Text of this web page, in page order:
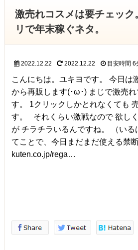
激売れコスメは要チェッ
リで年末稼ぐネタ。
2022.12.22 2022.12.22 目安時間 6
こんにちは。ユキヨです。 今日は
から再販します(･ω･) まじで激売れ
す。 1クリックしかとれなくても
す。 それくらい激戦なので 欲し
が チラチラいるんですね。 （い
てことで、今日まだまだ使える禁
kuten.co.jp/rega…